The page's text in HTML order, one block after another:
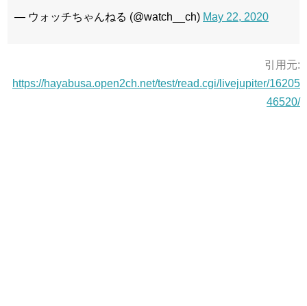
— ウォッチちゃんねる (@watch__ch) May 22, 2020
引用元:
https://hayabusa.open2ch.net/test/read.cgi/livejupiter/16205
46520/